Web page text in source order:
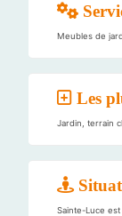
Meubles de
Les
Jardin, terrain
Sainte-Luce